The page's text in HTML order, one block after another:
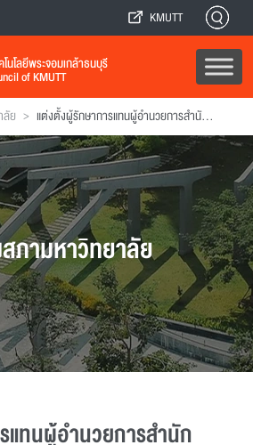
KMUTT
นโลยีพระจอมเกล้าธนบุรี
of KMUTT
ลัย > แต่งตั้งผู้รักษาการแทนผู้อํานวยการสํานักคอมพิวเตอร์
ภามหาวิทยาลัย
แทนผู้อํานวยการสํานัก